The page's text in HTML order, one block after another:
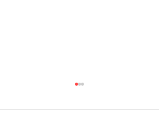
"Explorando la Innovación: El